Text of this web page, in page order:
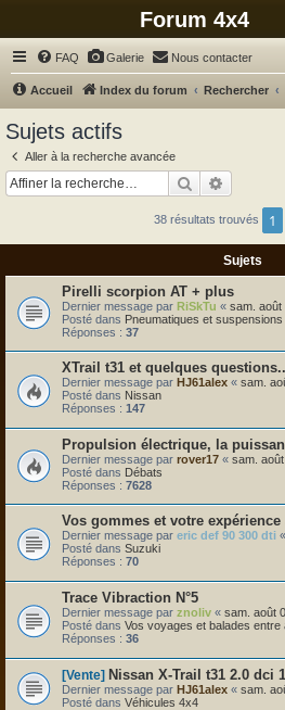
Forum 4x4
FAQ Galerie Nous contacter
Accueil Index du forum Rechercher
Sujets actifs
Aller à la recherche avancée
Rechercher
38 résultats trouvés 1
Sujets
Pirelli scorpion AT + plus
Dernier message par RiSkTu « sam. août
Posté dans Pneumatiques et suspensions
Réponses : 37
XTrail t31 et quelques
Dernier message par HJ61alex « sam.
Posté dans Nissan
Réponses : 147
Propulsion électrique, la
Dernier message par rover17 « sam.
Posté dans Débats
Réponses : 7628
Vos gommes et votre expérience
Dernier message par eric def 90 300 dti «
Posté dans Suzuki
Réponses : 70
Trace Vibraction N°5
Dernier message par znoliv « sam. août
Posté dans Vos voyages et balades entre
Réponses : 36
[Vente] Nissan X-Trail t31 2.0 dci
Dernier message par HJ61alex « sam.
Posté dans Véhicules 4x4